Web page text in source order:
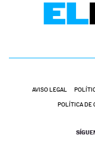
AVISO LEGAL
POLÍTICA DE